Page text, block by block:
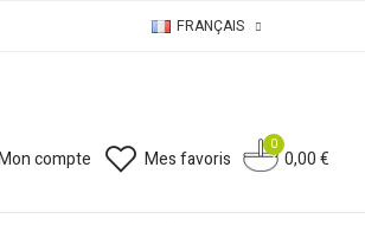
FRANÇAIS
compte Mes favoris
0
0,00 €